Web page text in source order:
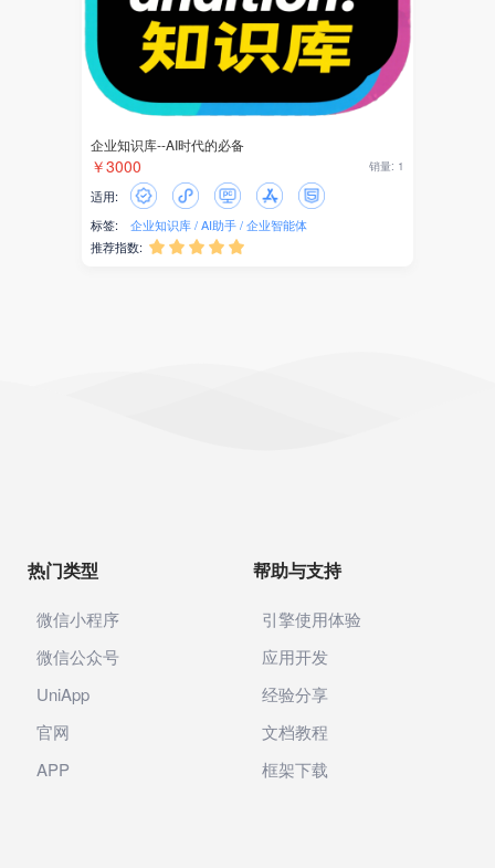
邮局
声音
智能邮筒
粉丝转化
积分商城
主播带货
企业知识库--AI时代的必备
￥3000 销量: 1
适用:
标签:
企业知识库 AI助手 企业智能体
推荐指数:     
热门类型
微信小程序
微信公众号
UniApp
官网
APP
帮助与支持
引擎使用体验
应用开发
经验分享
文档教程
框架下载